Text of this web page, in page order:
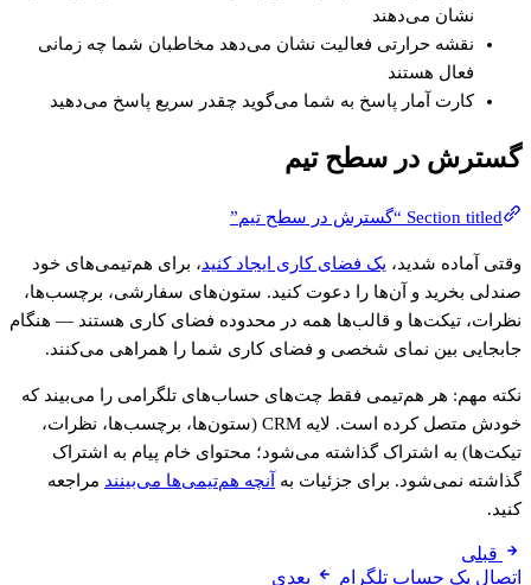
نشان می‌دهند
نقشه حرارتی فعالیت نشان می‌دهد مخاطبان شما چه زمانی
فعال هستند
کارت آمار پاسخ به شما می‌گوید چقدر سریع پاسخ می‌دهید
گسترش در سطح تیم
Section titled “گسترش در سطح تیم”
وقتی آماده شدید، یک فضای کاری ایجاد کنید، برای هم‌تیمی‌های خود
صندلی بخرید و آن‌ها را دعوت کنید. ستون‌های سفارشی، برچسب‌ها،
نظرات، تیکت‌ها و قالب‌ها همه در محدوده فضای کاری هستند — هنگام
جابجایی بین نمای شخصی و فضای کاری شما را همراهی می‌کنند.
نکته مهم: هر هم‌تیمی فقط چت‌های حساب‌های تلگرامی را می‌بیند که
خودش متصل کرده است. لایه CRM (ستون‌ها، برچسب‌ها، نظرات،
تیکت‌ها) به اشتراک گذاشته می‌شود؛ محتوای خام پیام به اشتراک
گذاشته نمی‌شود. برای جزئیات به
آنچه هم‌تیمی‌ها می‌بینند مراجعه
کنید.
قبلی
اتصال یک حساب تلگرام
بعدی